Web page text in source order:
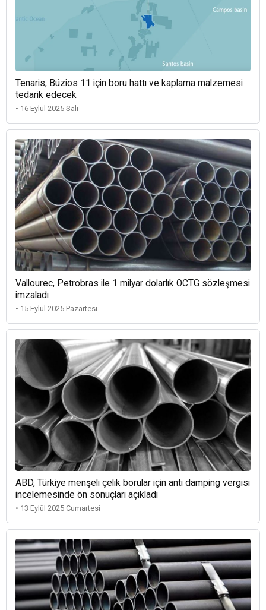
Tenaris, Búzios 11 için boru hattı ve kaplama malzemesi
tedarik edecek
• 16 Eylül 2025 Salı
Vallourec, Petrobras ile 1 milyar dolarlık OCTG sözleşmesi
imzaladı
• 15 Eylül 2025 Pazartesi
ABD, Türkiye menşeli çelik borular için anti damping vergisi
incelemesinde ön sonuçları açıkladı
• 13 Eylül 2025 Cumartesi